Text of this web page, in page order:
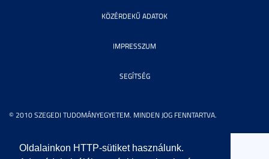
Oldalainkon HTTP-sütiket használunk.
© 2010 SZEGEDI TUDOMÁNYEGYETEM. MINDEN JOG FENNTARTVA.
KÖZÉRDEKŰ ADATOK
IMPRESSZUM
SEGÍTSÉG